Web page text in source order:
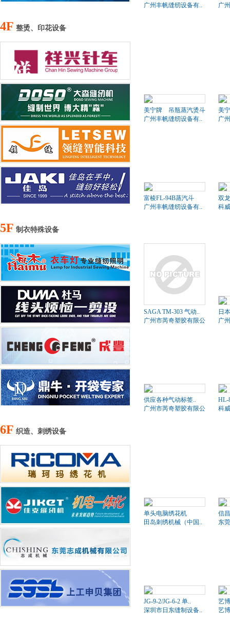
广州丰帆缝纫设备有.. 广
4F 整烫、印花设备
美宁牌 吊瓶蒸汽烫斗
广州丰帆缝纫设备有..
美
广
富棱FL-94B蒸汽斗
广州丰帆缝纫设备有..
双
科
5F 制衣特殊设备
SAGA TM-303 气动..
广州市芮奇塑胶有限公司
日
广
供应各种气动标签..
广州市芮奇塑胶有限公司
HL-
科
6F 织造、刺绣设备
单头电脑绣花机
田岛刺绣机械（中国..
信
东
JG-9-2/JG-6-2 单..
深圳市日东缝制设备..
艺
艺